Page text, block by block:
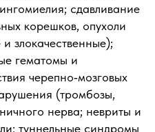
сдавливание
корешков, опухоли
злокачественные);
гематомы и
черепно‑мозговых
(тромбозы,
нерва; невриты и
туннельные синдромы